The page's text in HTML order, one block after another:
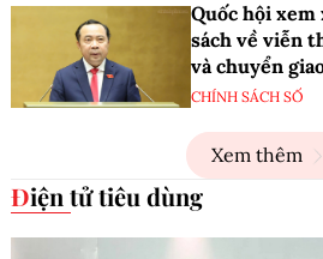
Quốc hội
sách về viễn
và chuyển
CHÍNH SÁCH SỐ
Xem thêm
Điện tử tiêu dùng